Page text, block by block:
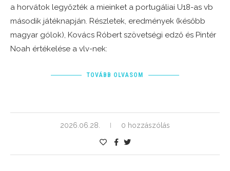
a horvátok legyőzték a mieinket a portugáliai U18-as vb
második játéknapján. Részletek, eredmények (később
magyar gólok), Kovács Róbert szövetségi edző és Pintér
Noah értékelése a vlv-nek:
TOVÁBB OLVASOM
2026.06.28. 0 hozzászólás